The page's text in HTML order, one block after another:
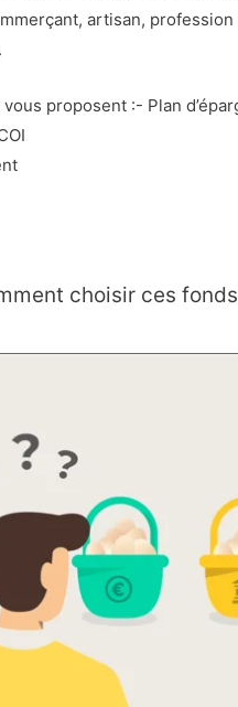
artisan,
proposent :- Plan
choisir ces